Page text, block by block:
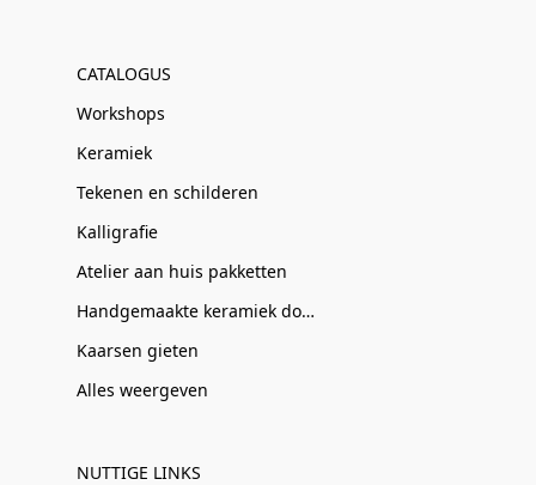
CATALOGUS
Workshops
Keramiek
Tekenen en schilderen
Kalligrafie
Atelier aan huis pakketten
Handgemaakte keramiek door Clay-Obscuur
Kaarsen gieten
Alles weergeven
NUTTIGE LINKS